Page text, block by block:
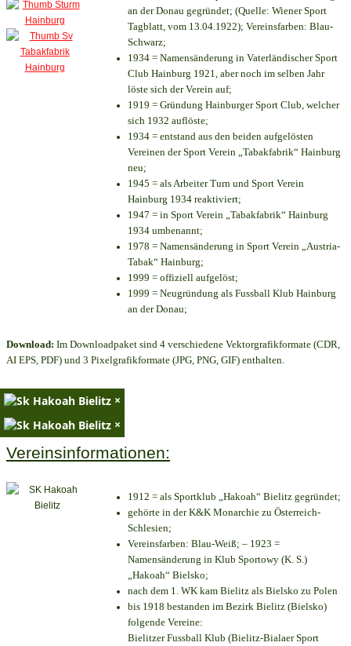
an der Donau gegründet; (Quelle: Wiener Sport
Tagblatt, vom 13.04.1922); Vereinsfarben: Blau-
Schwarz;
1934 = Namensänderung in Vaterländischer Sport
Club Hainburg 1921, aber noch im selben Jahr
löste sich der Verein auf;
1919 = Gründung Hainburger Sport Club, welcher
sich 1932 auflöste;
1934 = entstand aus den beiden aufgelösten
Vereinen der Sport Verein „Tabakfabrik“ Hainburg
neu;
1945 = als Arbeiter Turn und Sport Verein
Hainburg 1934 reaktiviert;
1947 = in Sport Verein „Tabakfabrik“ Hainburg
1934 umbenannt;
1978 = Namensänderung in Sport Verein „Austria-
Tabak“ Hainburg;
1999 = offiziell aufgelöst;
1999 = Neugründung als Fussball Klub Hainburg
an der Donau;
Download: Im Downloadpaket sind 4 verschiedene Vektorgrafikformate (CDR,
AI EPS, PDF) und 3 Pixelgrafikformate (JPG, PNG, GIF) enthalten.
×
×
Vereinsinformationen:
1912 = als Sportklub „Hakoah“ Bielitz gegründet;
gehörte in der K&K Monarchie zu Österreich-
Schlesien;
Vereinsfarben: Blau-Weiß; – 1923 =
Namensänderung in Klub Sportowy (K. S.)
„Hakoah“ Bielsko;
nach dem 1. WK kam Bielitz als Bielsko zu Polen
bis 1918 bestanden im Bezirk Bielitz (Bielsko)
folgende Vereine:
Bielitzer Fussball Klub (Bielitz-Bialaer Sport